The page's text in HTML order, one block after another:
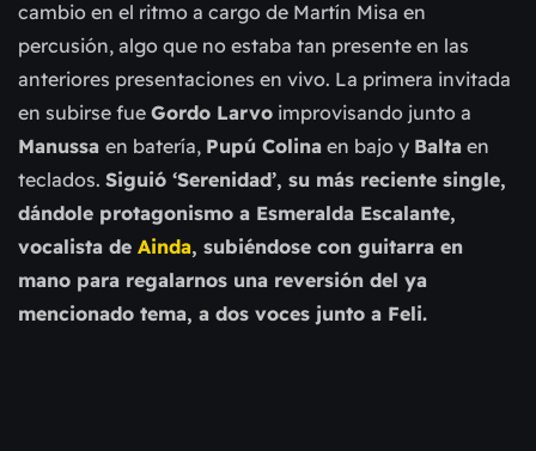
cambio en el ritmo a cargo de Martín Misa en
percusión, algo que no estaba tan presente en las
anteriores presentaciones en vivo. La primera invitada
en subirse fue Gordo Larvo improvisando junto a
Manussa en batería, Pupú Colina en bajo y Balta en
teclados. Siguió ‘Serenidad’, su más reciente single,
dándole protagonismo a Esmeralda Escalante,
vocalista de Ainda, subiéndose con guitarra en
mano para regalarnos una reversión del ya
mencionado tema, a dos voces junto a Feli.